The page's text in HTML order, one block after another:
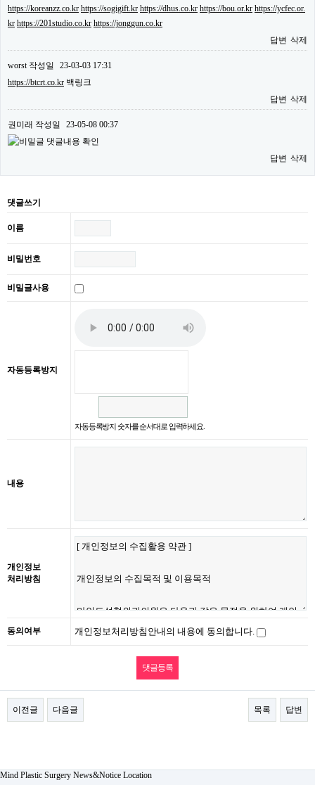
https://koreanzz.co.kr https://sogigift.kr https://dhus.co.kr https://bou.or.kr https://ycfec.or.
kr https://201studio.co.kr https://jonggun.co.kr
답변 삭제
worst 작성일
23-03-03 17:31
https://btcrt.co.kr 백링크
답변 삭제
권미래 작성일
23-05-08 00:37
댓글내용 확인
답변 삭제
댓글쓰기
이름
비밀번호
비밀글사용
자동등록방지
자동등록방지 숫자를 순서대로 입력하세요.
내용
개인정보
처리방침
동의여부 개인정보처리방침안내의 내용에 동의합니다.
이전글 다음글 목록 답변
Mind Plastic Surgery News&Notice Location